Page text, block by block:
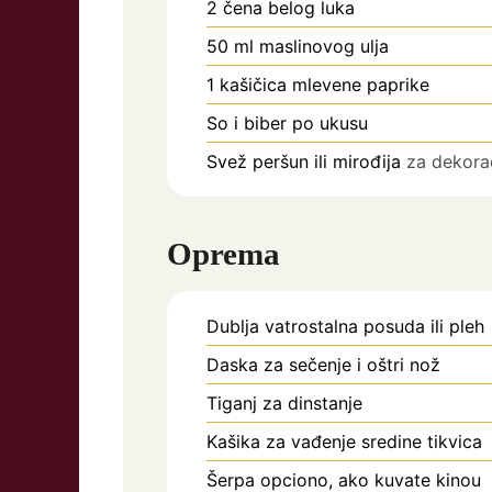
2 čena belog luka
50 ml maslinovog ulja
1 kašičica mlevene paprike
So i biber po ukusu
Svež peršun ili mirođija za
Oprema
Dublja vatrostalna posuda ili pleh
Daska za sečenje i oštri nož
Tiganj za dinstanje
Kašika za vađenje sredine tikvica
Šerpa opciono, ako kuvate kinou